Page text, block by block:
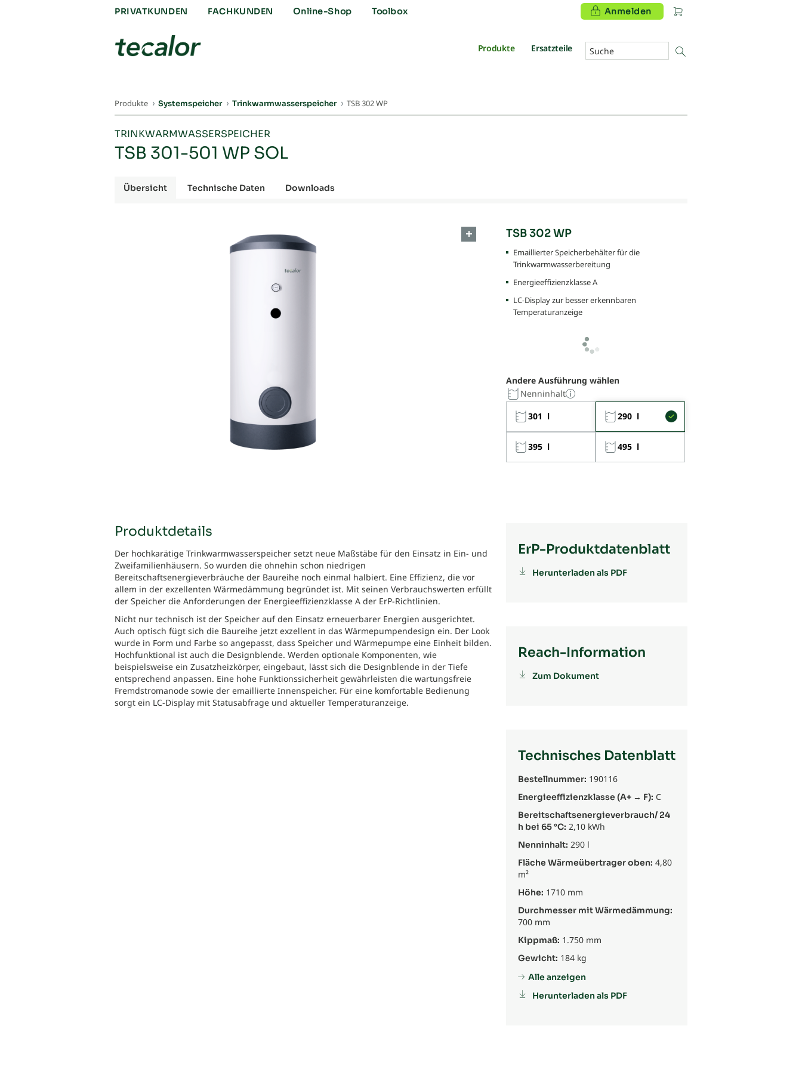
PRIVATKUNDEN FACHKUNDEN Online-Shop Toolbox Anmelden
Produkte Ersatzteile
Produkte Systemspeicher Trinkwarmwasserspeicher TSB 302 WP
TRINKWARMWASSERSPEICHER
TSB 301-501 WP SOL
Übersicht Technische Daten Downloads
TSB 302 WP
Emaillierter Speicherbehälter für die
Trinkwarmwasserbereitung
Energieeffizienzklasse A
LC-Display zur besser erkennbaren
Temperaturanzeige
Andere Ausführung wählen
Nenninhalt
301 l
290 l
395 l 495 l
Produktdetails
Der hochkarätige Trinkwarmwasserspeicher setzt neue Maßstäbe für den Einsatz in Ein- und
Zweifamilienhäusern. So wurden die ohnehin schon niedrigen
Bereitschaftsenergieverbräuche der Baureihe noch einmal halbiert. Eine Effizienz, die vor
allem in der exzellenten Wärmedämmung begründet ist. Mit seinen Verbrauchswerten erfüllt
der Speicher die Anforderungen der Energieeffizienzklasse A der ErP-Richtlinien.
Nicht nur technisch ist der Speicher auf den Einsatz erneuerbarer Energien ausgerichtet.
Auch optisch fügt sich die Baureihe jetzt exzellent in das Wärmepumpendesign ein. Der Look
wurde in Form und Farbe so angepasst, dass Speicher und Wärmepumpe eine Einheit bilden.
Hochfunktional ist auch die Designblende. Werden optionale Komponenten, wie
beispielsweise ein Zusatzheizkörper, eingebaut, lässt sich die Designblende in der Tiefe
entsprechend anpassen. Eine hohe Funktionssicherheit gewährleisten die wartungsfreie
Fremdstromanode sowie der emaillierte Innenspeicher. Für eine komfortable Bedienung
sorgt ein LC-Display mit Statusabfrage und aktueller Temperaturanzeige.
ErP-Produktdatenblatt
Herunterladen als PDF
Reach-Information
Zum Dokument
Technisches Datenblatt
Bestellnummer: 190116
Energieeffizienzklasse (A+ → F): C
Bereitschaftsenergieverbrauch/ 24
h bei 65 °C: 2,10 kWh
Nenninhalt: 290 l
Fläche Wärmeübertrager oben: 4,80
m²
Höhe: 1710 mm
Durchmesser mit Wärmedämmung:
700 mm
Kippmaß: 1.750 mm
Gewicht: 184 kg
Alle anzeigen
Herunterladen als PDF